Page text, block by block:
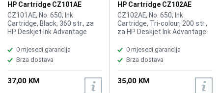
HP Cartridge CZ101AE
No.650 Black
CZ101AE, No. 650, Ink
Cartridge, Black, 360 str., za
HP Deskjet Ink Advantage
Printers
0 mjeseci garancija
Brza dostava
37,00 KM
HP Cartridge CZ102AE
No.650 Color
CZ102AE, No. 650, Ink
Cartridge, Tri-colour, 200 str.,
za HP Deskjet Ink Advantage
Printers
0 mjeseci garancija
Brza dostava
35,00 KM